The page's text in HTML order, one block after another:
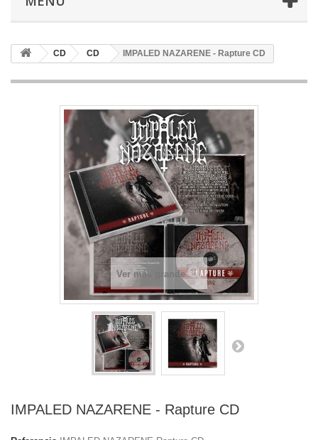
CD CD IMPALED NAZARENE - Rapture CD
Ver más grande
IMPALED NAZARENE - Rapture CD